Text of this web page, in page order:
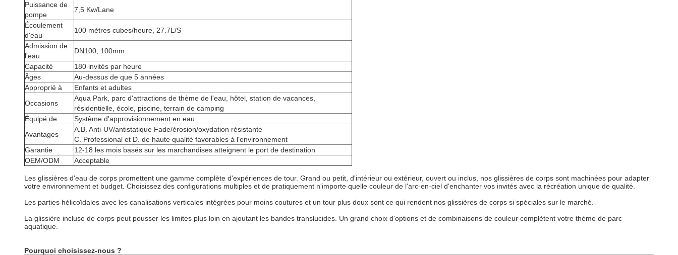
Puissance de
pompe
7,5 Kw/Lane
Écoulement
d'eau
100 mètres cubes/heure, 27.7L/S
Admission de
l'eau
DN100, 100mm
Capacité
180 invités par heure
Âges
Au-dessus de que 5 années
Approprié à
Enfants et adultes
Occasions
Aqua Park, parc d'attractions de thème de l'eau, hôtel, station de vacances,
résidentielle, école, piscine, terrain de camping
Équipé de
Système d'approvisionnement en eau
Avantages
A.B. Anti-UV/antistatique Fade/érosion/oxydation résistante
C. Professional et D. de haute qualité favorables à l'environnement
Garantie
12-18 les mois basés sur les marchandises atteignent le port de destination
OEM/ODM
Acceptable
Les glissières d'eau de corps promettent une gamme complète d'expériences de tour. Grand ou petit, d'intérieur ou extérieur, ouvert ou inclus, nos glissières de corps sont machinées pour adapter
votre environnement et budget. Choisissez des configurations multiples et de pratiquement n'importe quelle couleur de l'arc-en-ciel d'enchanter vos invités avec la récréation unique de qualité.
Les parties hélicoïdales avec les canalisations verticales intégrées pour moins coutures et un tour plus doux sont ce qui rendent nos glissières de corps si spéciales sur le marché.
La glissière incluse de corps peut pousser les limites plus loin en ajoutant les bandes translucides. Un grand choix d'options et de combinaisons de couleur complètent votre thème de parc
aquatique.
Pourquoi choisissez-nous ?